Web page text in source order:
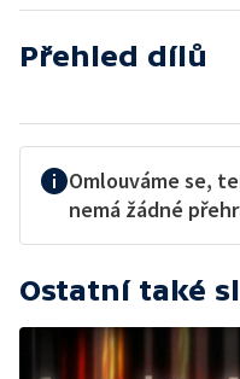
Přehled dílů
Omlouváme se,
nemá žádné
Ostatní také